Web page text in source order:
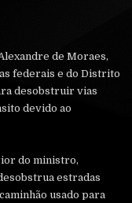
de Moraes,
federais e do Distrito
desobstruir vias
devido ao
do ministro,
estradas
usado para